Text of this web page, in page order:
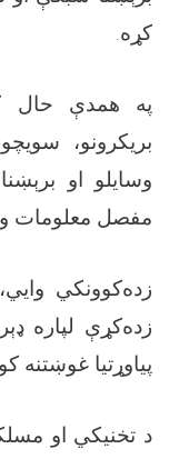
کړه.
په همدې حال
بریکرونو،
وسایلو او
مفصل معلومات
زده‌کوونکي
زده‌کړې لپاره
پیاوړتیا غوښتنه
د تخنیکي او